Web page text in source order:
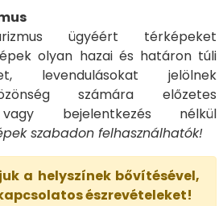
ügyéért térképeket
olyan hazai és határon túli
levendulásokat jelölnek
számára előzetes
vagy bejelentkezés nélkül
szabadon felhasználhatók!
a helyszínek bővítésével,
észrevételeket!